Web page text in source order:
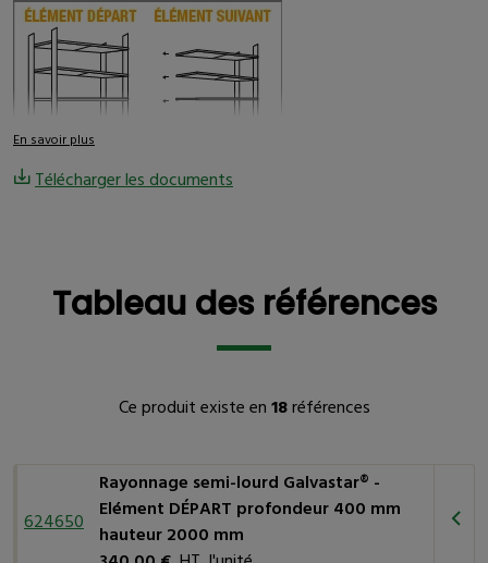
En savoir plus
Télécharger les documents
Tableau des références
Ce produit existe en18références
624650
Rayonnage semi-lourd Galvastar® -
Elément DÉPART profondeur 400 mm
hauteur 2000 mm